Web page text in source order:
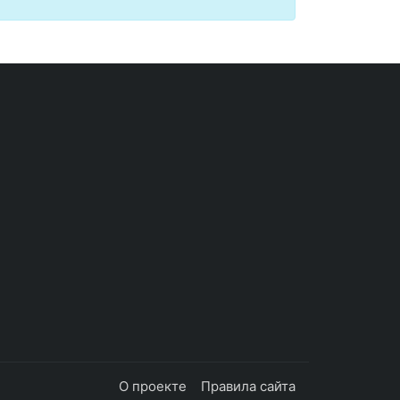
О проекте Правила сайта